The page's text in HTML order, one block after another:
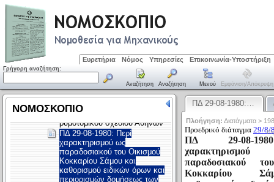
Ευρετήρια Νόμος Υπηρεσίες Επικοινωνία-Υποστήριξη
Γρήγορη αναζήτηση:
Αναζήτηση Αναζήτηση Μενού Εμφάνιση/απόκρυψη
ΠΔ 29-08-1980:…